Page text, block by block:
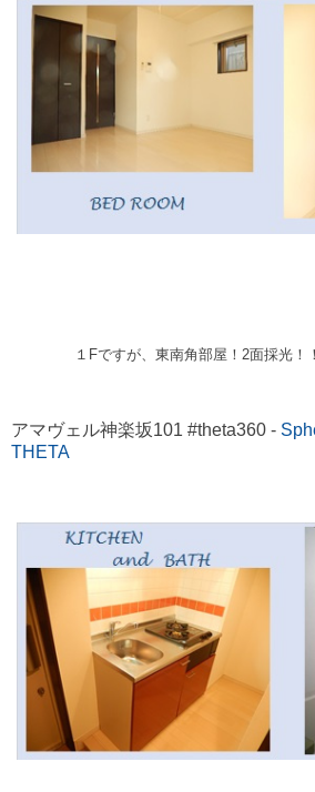
１Fですが、東南角部屋！2面採光！
アマヴェル神楽坂101 #theta360 -
THETA